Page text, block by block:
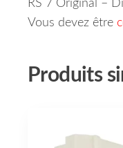
RS 7 Original –
Vous devez être
Produits